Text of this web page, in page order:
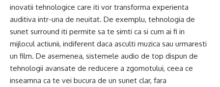
inovatii tehnologice care iti vor transforma experienta
auditiva intr-una de neuitat. De exemplu, tehnologia de
sunet surround iti permite sa te simti ca si cum ai fi in
mijlocul actiunii, indiferent daca asculti muzica sau urmaresti
un film. De asemenea, sistemele audio de top dispun de
tehnologii avansate de reducere a zgomotului, ceea ce
inseamna ca te vei bucura de un sunet clar, fara